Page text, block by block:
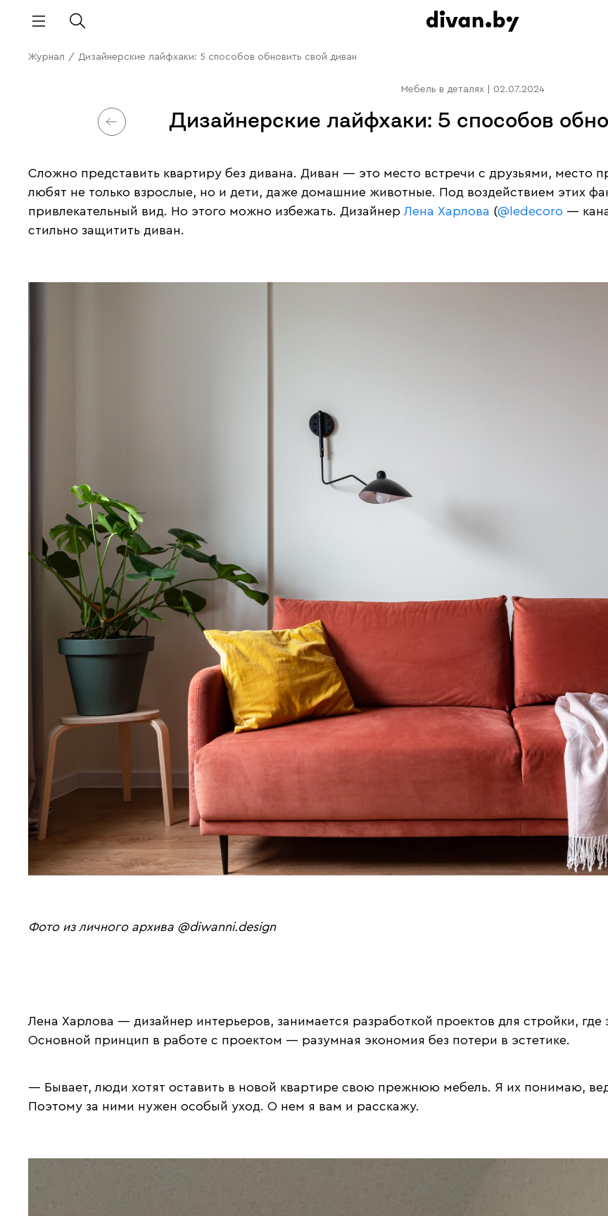
Журнал / Дизайнерские лайфхаки: 5 способов обновить свой диван
Мебель в деталях 02.07.2024
Дизайнерские лайфхаки: 5 способов
Сложно представить квартиру без дивана. Диван — это место встречи с друзьями,
любят не только взрослые, но и дети, даже домашние животные. Под воздействием этих
привлекательный вид. Но этого можно избежать. Дизайнер Лена Харлова (@ledecoro —
стильно защитить диван.
Фото из личного архива @diwanni.design
Лена Харлова — дизайнер интерьеров, занимается разработкой проектов для стройки, где
Основной принцип в работе с проектом — разумная экономия без потери в эстетике.
— Бывает, люди хотят оставить в новой квартире свою прежнюю мебель. Я их понимаю,
Поэтому за ними нужен особый уход. О нем я вам и расскажу.